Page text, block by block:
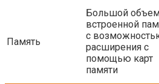
Память
Большой
встроенной
с
расширения с
помощью карт
памяти